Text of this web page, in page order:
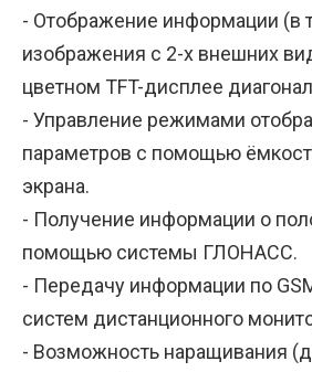
- Отображение информации (в
изображения с 2-х внешних
цветном TFT-дисплее
- Управление режимами
параметров с помощью
экрана.
- Получение информации о
помощью системы ГЛОНАСС.
- Передачу информации по
систем дистанционного
- Возможность наращивания